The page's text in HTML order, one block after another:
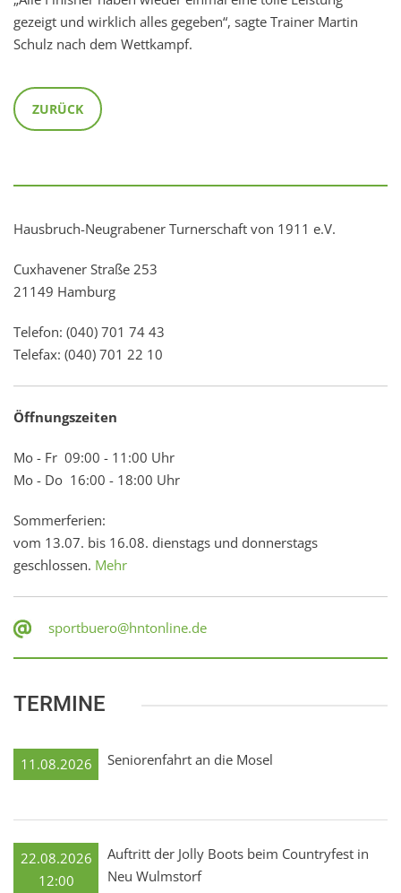
gezeigt und wirklich alles gegeben“, sagte Trainer Martin
Schulz nach dem Wettkampf.
ZURÜCK
Hausbruch-Neugrabener Turnerschaft von 1911 e.V.
Cuxhavener Straße 253
21149 Hamburg
Telefon: (040) 701 74 43
Telefax: (040) 701 22 10
Öffnungszeiten
Mo - Fr 09:00 - 11:00 Uhr
Mo - Do 16:00 - 18:00 Uhr
Sommerferien:
vom 13.07. bis 16.08. dienstags und donnerstags
geschlossen. Mehr
sportbuero@hntonline.de
TERMINE
11.08.2026 Seniorenfahrt an die Mosel
22.08.2026
12:00
Auftritt der Jolly Boots beim Countryfest in
Neu Wulmstorf